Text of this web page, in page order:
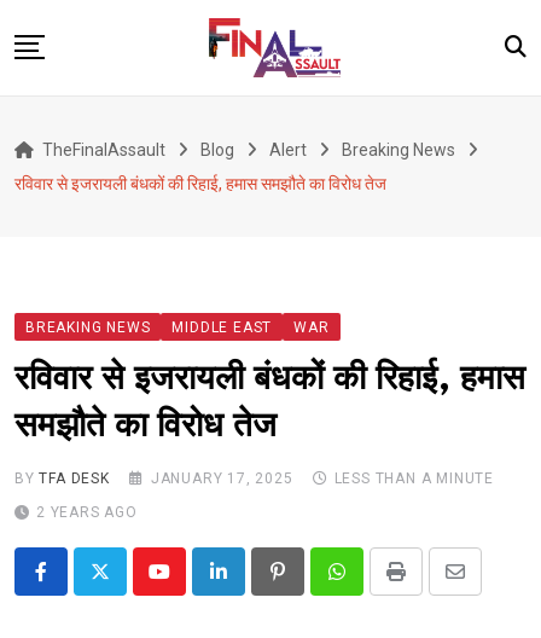
to
War
Alert
Viral
Classified
About Us
TheFinalAssault Blog Alert
Breaking News
रविवार से इजरायली बंधकों की रिहाई, हमास समझौते का विरोध तेज
BREAKING NEWS MIDDLE EAST WAR
रविवार से इजरायली बंधकों की रिहाई, हमास
समझौते का विरोध तेज
BYTFA DESK JANUARY 17, 2025
LESS THAN A MINUTE
2 YEARS AGO
YoutubeLinkedIn PinterestWhatsappPrint
Share